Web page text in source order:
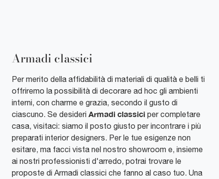
Armadi classici
Per merito della affidabilità di materiali di qualità e belli ti
offriremo la possibilità di decorare ad hoc gli ambienti
interni, con charme e grazia, secondo il gusto di
ciascuno. Se desideri Armadi classici per completare
casa, visitaci: siamo il posto giusto per incontrare i più
preparati interior designers. Per le tue esigenze non
esitare, ma facci vista nel nostro showroom e, insieme
ai nostri professionisti d'arredo, potrai trovare le
proposte di Armadi classici che fanno al caso tuo. Una